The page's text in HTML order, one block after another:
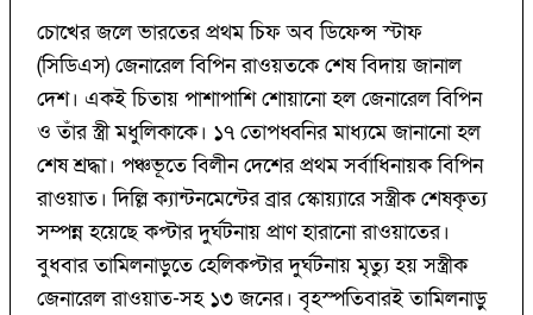
চোখের জলে ভারতের প্রথম চিফ অব ডিফেন্স স্টাফ
(সিডিএস) জেনারেল বিপিন রাওয়তকে শেষ বিদায় জানাল
দেশ। একই চিতায় পাশাপাশি শোয়ানো হল জেনারেল বিপিন
ও তাঁর স্ত্রী মধুলিকাকে। ১৭ তোপধ্বনির মাধ্যমে জানানো হল
শেষ শ্রদ্ধা। পঞ্চভূতে বিলীন দেশের প্রথম সর্বাধিনায়ক বিপিন
রাওয়াত। দিল্লি ক্যান্টনমেন্টের ব্রার স্কোয়্যারে সস্ত্রীক শেষকৃত্য
সম্পন্ন হয়েছে কপ্টার দুর্ঘটনায় প্রাণ হারানো রাওয়াতের।
বুধবার তামিলনাড়ুতে হেলিকপ্টার দুর্ঘটনায় মৃত্যু হয় সস্ত্রীক
জেনারেল রাওয়াত-সহ ১৩ জনের। বৃহস্পতিবারই তামিলনাড়ু